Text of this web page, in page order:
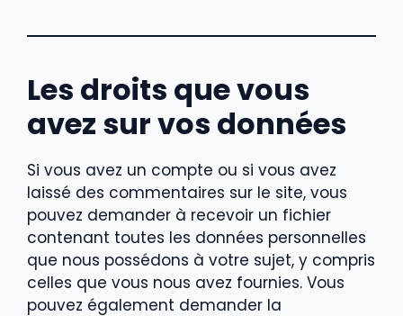
Les droits que vous
avez sur vos données
Si vous avez un compte ou si vous avez
laissé des commentaires sur le site, vous
pouvez demander à recevoir un fichier
contenant toutes les données personnelles
que nous possédons à votre sujet, y compris
celles que vous nous avez fournies. Vous
pouvez également demander la